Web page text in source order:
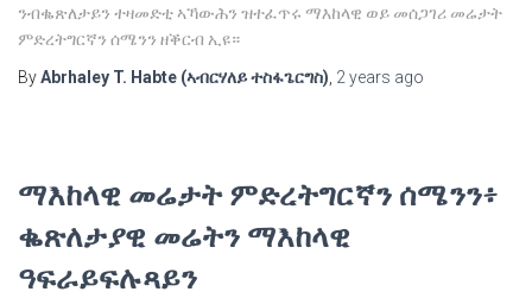
ንብቈጽለታይን ተዛመድቲ ኣኻውሕን ዝተፈጥሩ ማእከላዊ ወይ መሰጋገሪ መሬታት
ምድረትግርኛን ሰሜንን ዘቕርብ ኢዩ።
ByAbrhaley T. Habte (ኣብርሃለይ ተስፋጌርግስ) 2 years ago
ማእከላዊ መሬታት ምድረትግርኛን ሰሜንን፥
ቈጽለታያዊ መሬትን ማእከላዊ
ዓፍራይፍሉጻይን